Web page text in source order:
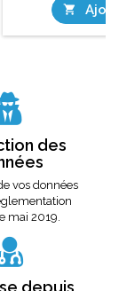

des
vos données
mai 2019.
depuis